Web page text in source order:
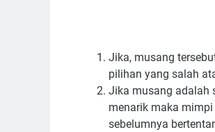
Jika, musang
pilihan yang salah
Jika musang adalah
menarik maka
sebelumnya